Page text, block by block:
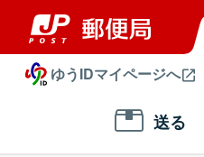
ゆうIDマイページへ
送る